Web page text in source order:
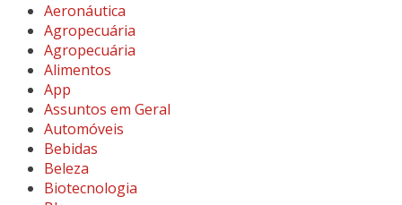
Aeronáutica
Agropecuária
Agropecuária
Alimentos
App
Assuntos em Geral
Automóveis
Bebidas
Beleza
Biotecnologia